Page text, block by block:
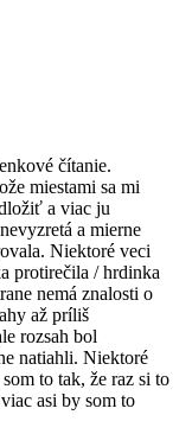
čítanie.
miestami sa mi
a viac ju
a mierne
Niektoré veci
protirečila / hrdinka
nemá znalosti o
až príliš
rozsah bol
natiahli. Niektoré
to tak, že raz si to
asi by som to